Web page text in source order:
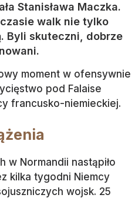
Stanisława Maczka.
walk nie tylko
Byli skuteczni, dobrze
moment w ofensywnie
pod Falaise
francusko-niemieckiej.
w Normandii nastąpiło
kilka tygodni Niemcy
wojsk. 25